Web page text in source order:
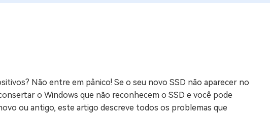
Genius
de Mac Grátis
Não entre em pânico! Se o seu novo SSD não aparecer no
o Windows que não reconhecem o SSD e você pode
ou antigo, este artigo descreve todos os problemas que